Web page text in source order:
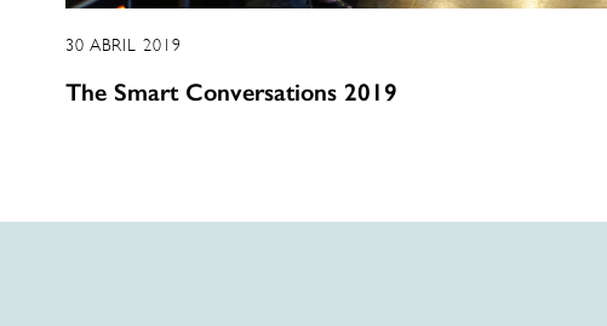
30 ABRIL 2019
The Smart Conversations 2019